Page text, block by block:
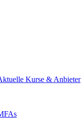
Kurse & Anbieter